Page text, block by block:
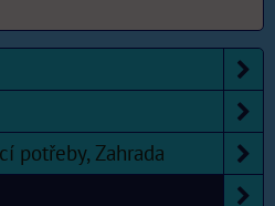
potřeby, Zahrada